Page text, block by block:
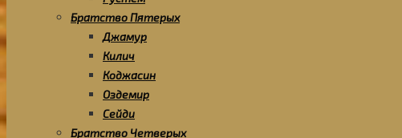
Братство Пятерых
Джамур
Килич
Коджасин
Оздемир
Сейди
Братство Четверых